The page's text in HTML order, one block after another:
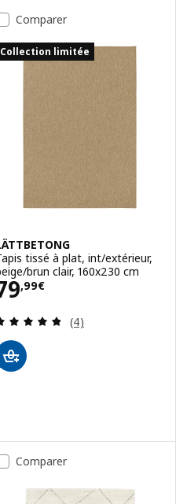
Comparer
Collection limitée
tissé à plat, int/extérieur,
brun clair, 160x230 cm
,99€
79,99€
Révision: 4.8
(4)
Comparer